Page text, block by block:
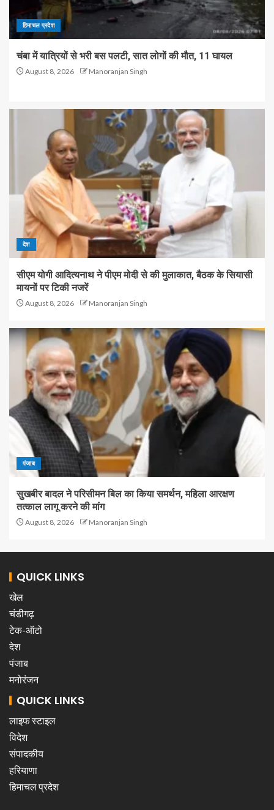
हिमाचल प्रदेश
चंबा में यात्रियों से भरी बस पलटी, सात लोगों की मौत, 11 घायल
August 8, 2026 Manoranjan Singh
देश
सीएम योगी आदित्यनाथ ने पीएम मोदी से की मुलाकात, बैठक के सियासी
मायनों पर टिकी नजरें
August 8, 2026 Manoranjan Singh
पंजाब
सुखबीर बादल ने परिसीमन बिल का किया समर्थन, महिला आरक्षण
तत्काल लागू करने की मांग
August 8, 2026 Manoranjan Singh
QUICK LINKS
खेल
चंडीगढ़
टेक-ऑटो
देश
पंजाब
मनोरंजन
QUICK LINKS
लाइफ स्टाइल
विदेश
संपादकीय
हरियाणा
हिमाचल प्रदेश